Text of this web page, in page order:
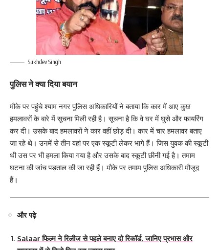
Sukhdev Singh
पुलिस ने क्या दिया बयान
मौके पर पहुंचे श्याम नगर पुलिस अधिकारियों ने बताया कि कार में आए कुछ
हमलावरों के बारे में सूचना मिली रही है। सूचना है कि वे घर में घुसे और फायरिंग
कर दी। उसके बाद हमलावरों ने कार वहीं छोड़ दी। कार में चार हमलावर बताए
जा रहे थे। उनमें से तीन वहां पर एक स्कूटी लेकर भागे हैं। जिस युवक की स्कूटी
थी उस पर भी हमला किया गया है और उसके बाद स्कूटी छीनी गई है। तमाम
घटना की जांच पड़ताल की जा रही हैं। मौके पर तमाम पुलिस अधिकारी मौजूद
हैं।
और पढ़े
Salaar फिल्म ने रिलीज से पहले बनाए दो रिकॉर्ड, जानिए प्रभास और